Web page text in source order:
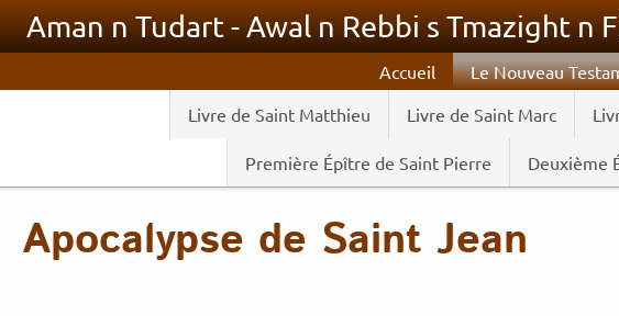
Aller au contenu principal
Aman n Tudart - Awal n Rebbi s Tmazight n
Accueil
Le Nouveau
Livre de Saint Matthieu
Livre de Saint Marc
Première Épître de Saint Pierre Deuxième
Apocalypse de Saint Jean